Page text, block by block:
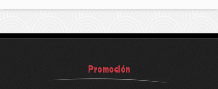
Promoción